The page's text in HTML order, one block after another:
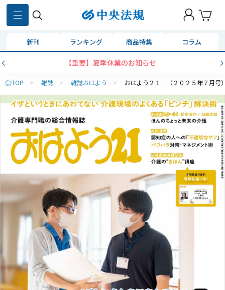
新刊 ランキング 商品特集 コラム
【重要】夏季休業のお知らせ
TOP > 雑誌 > 雑誌おはよう > おはよう２１ （２０２５年７月号